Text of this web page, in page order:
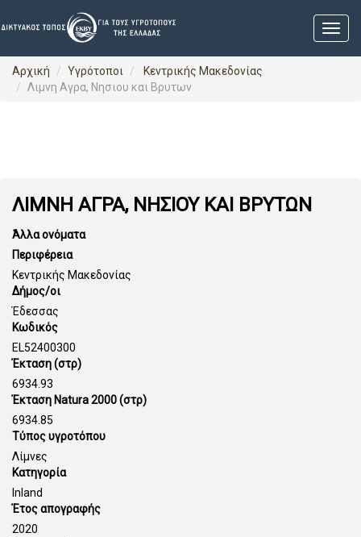
Αρχική Υγρότοποι
Κεντρικής Μακεδονίας
Λιμνη Αγρα, Νησιου και Βρυτων
ΛΙΜΝΗ ΑΓΡΑ, ΝΗΣΙΟΥ ΚΑΙ ΒΡΥΤΩΝ
Άλλα ονόματα
Περιφέρεια
Κεντρικής Μακεδονίας
Δήμος/οι
Έδεσσας
Κωδικός
EL52400300
Έκταση (στρ)
6934.93
Έκταση Natura 2000 (στρ)
6934.85
Τύπος υγροτόπου
Λίμνες
Κατηγορία
Inland
Έτος απογραφής
2020